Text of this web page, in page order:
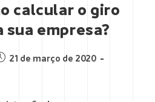
calcular o giro
sua empresa?
21 de março de 2020